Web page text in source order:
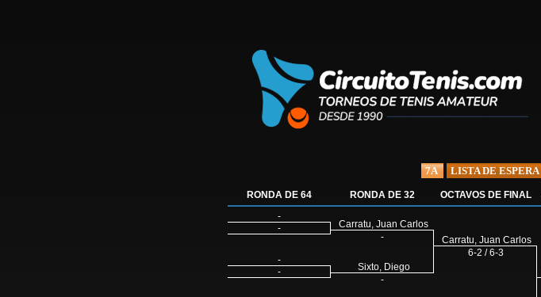
7A LISTA DE ESPERA
RONDA DE 64
-
-
-
-
RONDA DE 32
Carratu, Juan Carlos
-
Sixto, Diego
-
OCTAVOS DE FINAL
Carratu, Juan Carlos
6-2 / 6-3